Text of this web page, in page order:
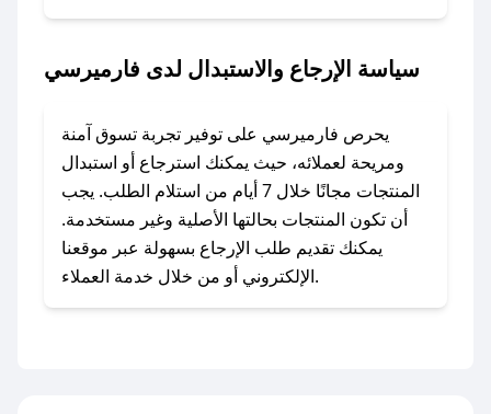
في حال عدم توفر كوبونات لمتجرك المفضل، يمكنك
أسرع وقت ممكن.
### كيف تحصل على كوبونات خصم حصرية من
فارميرسي؟
للحصول على كوبونات وخصومات حصرية، قم بما
يلي:
- اضغط على أيقونة متابعة لمتجر فارميرسي في
تطبيق صحصح.
سياسة الإرجاع والاستبدال لدى فارميرسي
يحرص فارميرسي على توفير تجربة تسوق آمنة
ومريحة لعملائه، حيث يمكنك استرجاع أو استبدال
المنتجات مجانًا خلال 7 أيام من استلام الطلب. يجب
أن تكون المنتجات بحالتها الأصلية وغير مستخدمة.
يمكنك تقديم طلب الإرجاع بسهولة عبر موقعنا
الإلكتروني أو من خلال خدمة العملاء.